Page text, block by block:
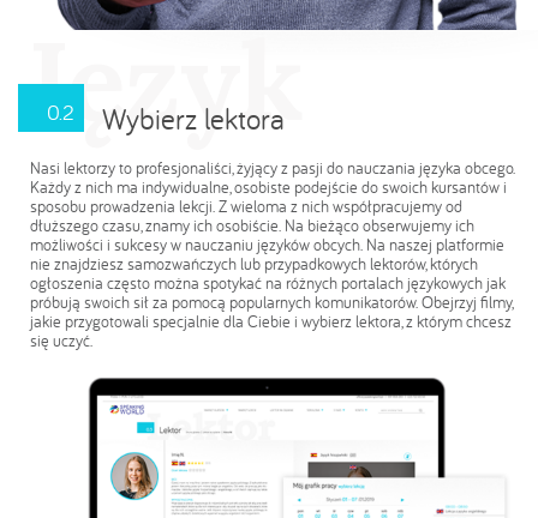
0.2 Wybierz lektora
Język
Nasi lektorzy to profesjonaliści, żyjący z pasji do nauczania języka obcego.
Każdy z nich ma indywidualne, osobiste podejście do swoich kursantów i
sposobu prowadzenia lekcji. Z wieloma z nich współpracujemy od
dłuższego czasu, znamy ich osobiście. Na bieżąco obserwujemy ich
możliwości i sukcesy w nauczaniu języków obcych. Na naszej platformie
nie znajdziesz samozwańczych lub przypadkowych lektorów, których
ogłoszenia często można spotykać na różnych portalach językowych jak
próbują swoich sił za pomocą popularnych komunikatorów. Obejrzyj filmy,
jakie przygotowali specjalnie dla Ciebie i wybierz lektora, z którym chcesz
się uczyć.